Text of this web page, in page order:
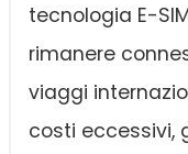
tecnologia E-
rimanere
viaggi
costi eccessivi,